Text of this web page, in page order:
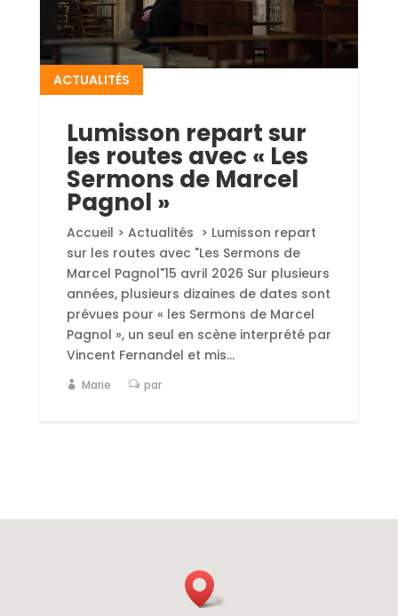
Lumisson repart sur
les routes avec « Les
Sermons de Marcel
Pagnol »
ACTUALITÉS
Accueil > Actualités > Lumisson repart
sur les routes avec "Les Sermons de
Marcel Pagnol"15 avril 2026 Sur plusieurs
années, plusieurs dizaines de dates sont
prévues pour « les Sermons de Marcel
Pagnol », un seul en scène interprété par
Vincent Fernandel et mis...
Marie par